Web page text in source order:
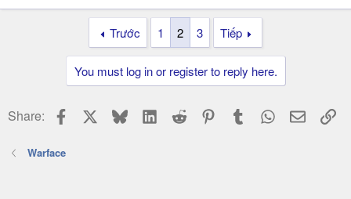
Trước 1 2 3 Tiếp
You must log in or register to reply here.
Share: Facebook BlueskyLinkedIn
Reddit PinterestTumblr WhatsApp
Email
Warface